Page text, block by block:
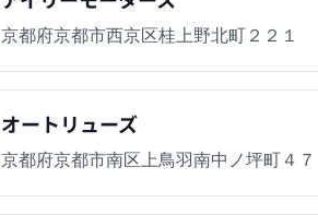
京都府京都市西京区桂上野北町２２１
オートリューズ
京都府京都市南区上鳥羽南中ノ坪町４７